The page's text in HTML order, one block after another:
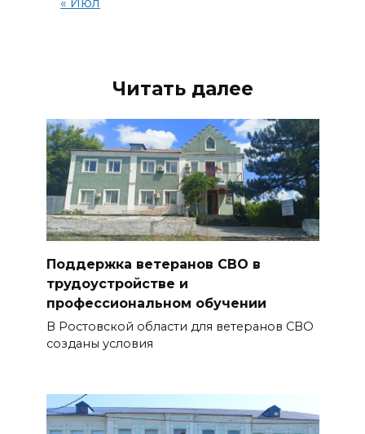
Читать далее
Поддержка ветеранов СВО в
трудоустройстве и
профессиональном обучении
В Ростовской области для ветеранов СВО
созданы условия